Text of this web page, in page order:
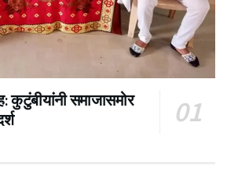
कुटुंबीयांनी समाजासमोर